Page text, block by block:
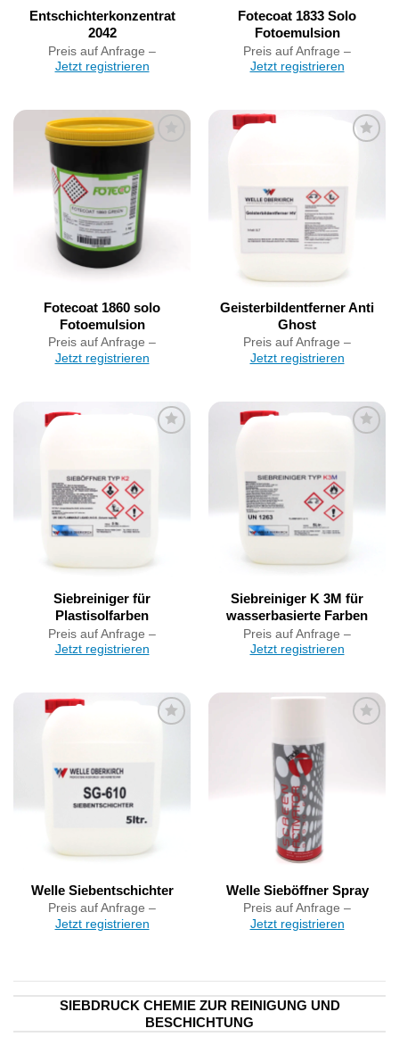
Entschichterkonzentrat
2042
Preis auf Anfrage –
Jetzt registrieren
Fotecoat 1833 Solo
Fotoemulsion
Preis auf Anfrage –
Jetzt registrieren
Artikel
merken
Fotecoat 1860 solo
Fotoemulsion
Preis auf Anfrage –
Jetzt registrieren
Geisterbildentferner Anti
Ghost
Preis auf Anfrage –
Jetzt registrieren
Siebreiniger für
Plastisolfarben
Preis auf Anfrage –
Jetzt registrieren
Siebreiniger K 3M für
wasserbasierte Farben
Preis auf Anfrage –
Jetzt registrieren
Welle Siebentschichter
Preis auf Anfrage –
Jetzt registrieren
Welle Sieböffner Spray
Preis auf Anfrage –
Jetzt registrieren
SIEBDRUCK CHEMIE ZUR REINIGUNG UND
BESCHICHTUNG